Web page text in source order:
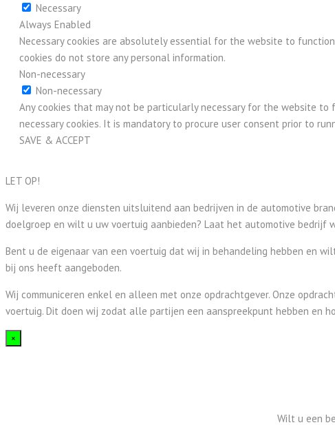
Necessary
Always Enabled
Necessary cookies are absolutely essential for the website to
cookies do not store any personal information.
Non-necessary
Non-necessary
Any cookies that may not be particularly necessary for the website
necessary cookies. It is mandatory to procure user consent prior to
SAVE & ACCEPT
LET OP!
Wij leveren onze diensten uitsluitend aan bedrijven in de automotive
doelgroep en wilt u uw voertuig aanbieden? Laat het automotive bedrijf
Bent u de eigenaar van een voertuig dat wij in behandeling hebben en
bij ons heeft aangeboden.
Wij communiceren enkel en alleen met onze opdrachtgever. Onze
voertuig. Dit doen wij zodat alle partijen een aanspreekpunt hebben en
×
Wilt u een